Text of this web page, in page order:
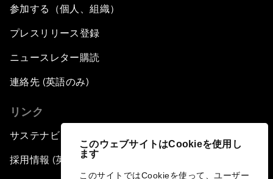
このウェブサイトはCookieを使用し
ます
このサイトではCookieを使って、ユーザー
参加する（個人、組織）
プレスリリース登録
ニュースレター購読
連絡先 (英語のみ)
リンク
サステナビリティへの取り組み
採用情報 (英語のみ)